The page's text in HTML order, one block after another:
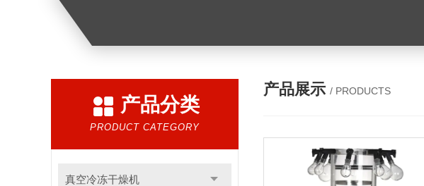
产品分类
PRODUCT CATEGORY
真空冷冻干燥机
产品展示 / PRODUCTS